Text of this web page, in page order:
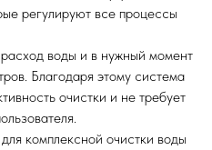
регулируют все процессы
воды и в нужный момент
Благодаря этому система
очистки и не требует
комплексной очистки воды